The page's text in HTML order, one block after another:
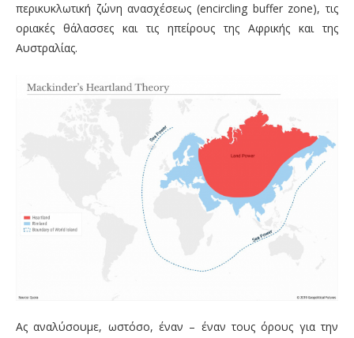
περικυκλωτική ζώνη ανασχέσεως (encircling buffer zone), τις
οριακές θάλασσες και τις ηπείρους της Αφρικής και της
Αυστραλίας.
Ας αναλύσουμε, ωστόσο, έναν – έναν τους όρους για την